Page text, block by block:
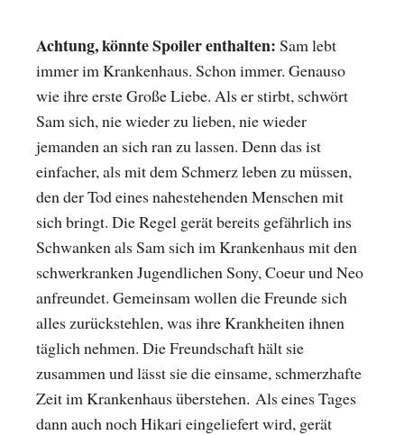
Achtung, könnte Spoiler enthalten: Sam lebt
immer im Krankenhaus. Schon immer. Genauso
wie ihre erste Große Liebe. Als er stirbt, schwört
Sam sich, nie wieder zu lieben, nie wieder
jemanden an sich ran zu lassen. Denn das ist
einfacher, als mit dem Schmerz leben zu müssen,
den der Tod eines nahestehenden Menschen mit
sich bringt. Die Regel gerät bereits gefährlich ins
Schwanken als Sam sich im Krankenhaus mit den
schwerkranken Jugendlichen Sony, Coeur und Neo
anfreundet. Gemeinsam wollen die Freunde sich
alles zurückstehlen, was ihre Krankheiten ihnen
täglich nehmen. Die Freundschaft hält sie
zusammen und lässt sie die einsame, schmerzhafte
Zeit im Krankenhaus überstehen. Als eines Tages
dann auch noch Hikari eingeliefert wird, gerät